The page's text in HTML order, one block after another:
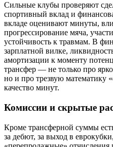
Сильные клубы проверяют
спортивный вклад и
вкладе оценивают минуты,
прогрессирование мяча,
устойчивость к травмам. В
зарплатной вилке,
амортизации к моменту
трансфер — не только про
но и про трезвую математику
качество минут.
Комиссии и скрытые
Кроме трансферной суммы
за дебют, за выход в